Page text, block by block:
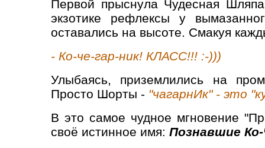
Первой прыснула Чудесная
экзотике рефлексы у
оставались на высоте. Смакуя
- Ко-че-гар-ник! КЛАСС!!! :-)))
Улыбаясь, приземлились на
Просто Шорты - "чагарнИк" - это
В это самое чудное мгновение
своё истинное имя: Познавшие